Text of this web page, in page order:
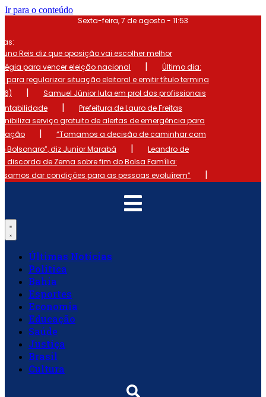
Ir para o conteúdo
Sexta-feira, 7 de agosto - 11:53
Reis diz que oposição vai escolher melhor
para vencer eleição nacional
|
Último dia:
para regularizar situação eleitoral e emitir título termina
|
Samuel Júnior luta em prol dos profissionais
|
Prefeitura de Lauro de Freitas
serviço gratuito de alertas de emergência para
|
“Tomamos a decisão de caminhar com
Bolsonaro”, diz Junior Marabá
|
Leandro de
discorda de Zema sobre fim do Bolsa Família:
dar condições para as pessoas evoluírem”
|
Últimas Notícias
Política
Bahia
Esportes
Economia
Educação
Saúde
Justiça
Brasil
Cultura